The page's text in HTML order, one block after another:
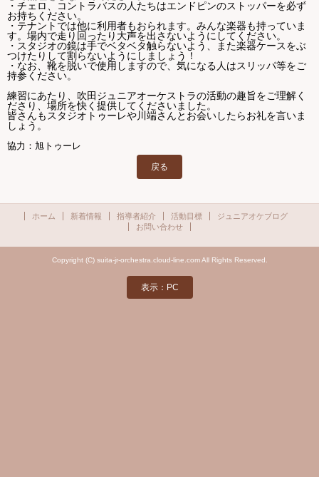
・チェロ、コントラバスの人たちはエンドピンのストッパーを必ず
お持ちください。
・テナントでは他に利用者もおられます。みんな楽器も持っていま
す。場内で走り回ったり大声を出さないようにしてください。
・スタジオの鏡は手でベタベタ触らないよう、また楽器ケースをぶ
つけたりして割らないようにしましょう！
・なお、靴を脱いで使用しますので、気になる人はスリッパ等をご
持参ください。
練習にあたり、吹田ジュニアオーケストラの活動の趣旨をご理解く
ださり、場所を快く提供してくださいました。
皆さんもスタジオトゥーレや川端さんとお会いしたらお礼を言いま
しょう。
協力：旭トゥーレ
戻る
ホーム 新着情報 指導者紹介 活動目標
ジュニアオケブログ
お問い合わせ
Copyright (C) suita-jr-orchestra.cloud-line.com All Rights Reserved.
表示：PC